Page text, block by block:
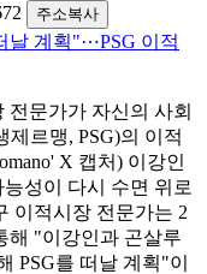
주소복사
날 계획"⋯PSG 이적
문가가 자신의 사회
제르맹, PSG)의 이적
X 캡처) 이강인
성이 다시 수면 위로
이적시장 전문가는 2
해 "이강인과 곤살루
PSG를 떠날 계획"이